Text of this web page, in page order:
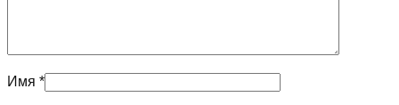
Имя *